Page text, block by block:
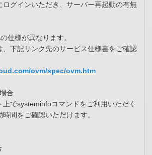
ログインいただき、サーバー再起動の有無
仕様が異なります。
、下記リンク先のサービス仕様書をご確認
ovm/spec/ovm.htm
合
上でsysteminfoコマンドをご利用いただく
間をご確認いただけます。